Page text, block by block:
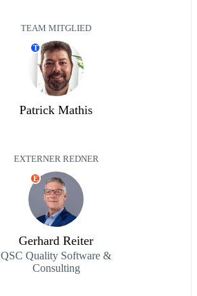
TEAM MITGLIED
T
Patrick Mathis
EXTERNER REDNER
E
Gerhard Reiter
QSC Quality Software &
Consulting